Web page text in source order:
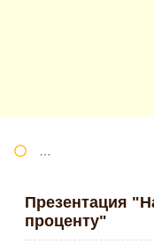
Презентация
проценту"